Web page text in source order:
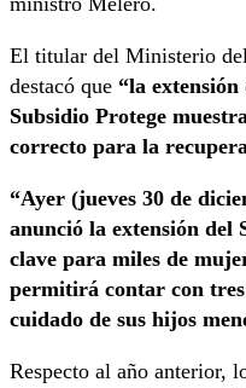
El titular del Ministerio
destacó que “la
Subsidio Protege
correcto para la
“Ayer (jueves 30 de
anunció la extensión del
clave para miles de
permitirá contar con
cuidado de sus hijos
Respecto al año anterior,